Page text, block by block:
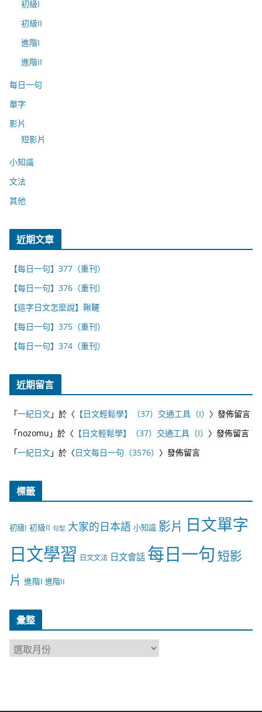
初級I
初級II
進階I
進階II
每日一句
單字
影片
短影片
小知識
文法
其他
近期文章
【每日一句】377（重刊）
【每日一句】376（重刊）
【這字日文怎麼說】鞦韆
【每日一句】375（重刊）
【每日一句】374（重刊）
近期留言
「一紀日文」於〈 【日文輕鬆學】（37）交通工具（I） 〉發佈留言
「nozomu 」於〈 【日文輕鬆學】（37）交通工具（I） 〉發佈留言
「一紀日文」於〈日文每日一句（3576） 〉發佈留言
標籤
初級I 初級II 句型 大家的日本語 小知識 影片 日文單字
日文學習 日文文法 日文會話 每日一句 短影
片 進階I 進階II
彙整
彙
整